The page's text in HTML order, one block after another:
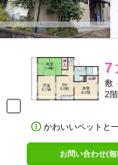
7
敷
2
かわいいペットと
お問い合わせ(無